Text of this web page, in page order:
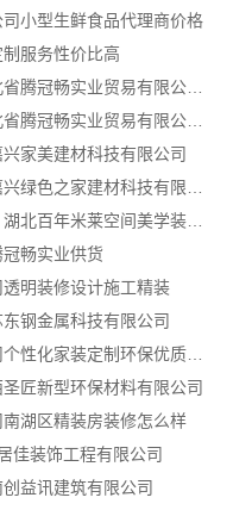
小型生鲜食品代理商价格
服务性价比高
大型轮胎批发平台教程湖北省腾冠畅实业贸易有限公司采购指南
国内轮胎批发公司流程湖北省腾冠畅实业贸易有限公司规范交易
家美建材科技有限公司
武汉高端家装口碑怎么样，湖北百年米莱空间美学装饰材料有限公司实力说话
畅实业供货
明装修设计施工精装
钢金属科技有限公司
绍兴卓鑫装饰材料有限公司个性化家装定制环保优质材料
匠新型环保材料有限公司
湖区精装房装修怎么样
佳装饰工程有限公司
益讯建筑有限公司